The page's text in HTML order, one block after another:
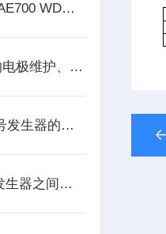
德力AE500/AE600/AE700 WDM光功率计
思仪熔接机6481B的电极维护、清洁与更换周期深度解读
介绍2403 DP1.3信号发生器的技术特点
射频信号源与信号发生器之间的区别你知道么